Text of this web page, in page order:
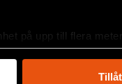
på upp till flera meter
(fingeravtryck)
i